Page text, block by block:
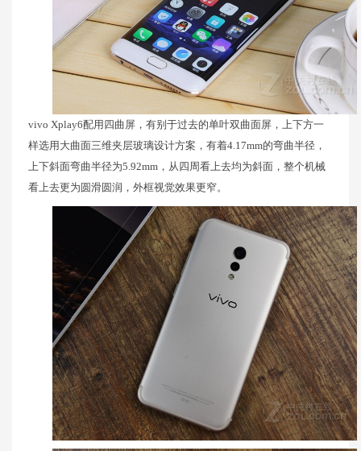
vivo Xplay6配用四曲屏，有别于过去的单叶双曲面屏，上下方一
样选用大曲面三维夹层玻璃设计方案，有着4.17mm的弯曲半径，
上下斜面弯曲半径为5.92mm，从四周看上去均为斜面，整个机械
看上去更为圆滑圆润，外框视觉效果更窄。